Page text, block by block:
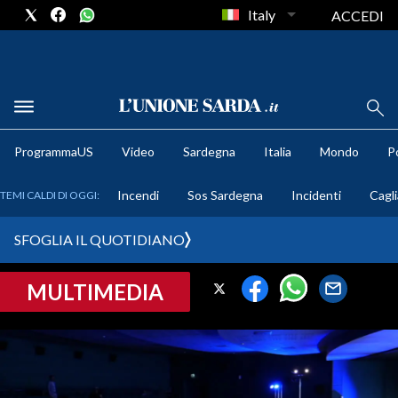
METEO
CRONACA SARDEGNA
PROVINCIA DI CAGLIARI
SULCIS IGLESIENTE
Italy ACCEDI
ProgrammaUS Video Sardegna Italia Mondo
TEMI CALDI DI OGGI: Incendi Sos Sardegna Incidenti
SFOGLIA IL QUOTIDIANO
MULTIMEDIA